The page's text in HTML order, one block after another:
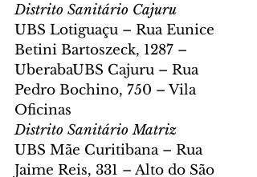
Distrito Sanitário Cajuru
UBS Lotiguaçu – Rua Eunice
Betini Bartoszeck, 1287 –
UberabaUBS Cajuru – Rua
Pedro Bochino, 750 – Vila
Oficinas
Distrito Sanitário Matriz
UBS Mãe Curitibana – Rua
Jaime Reis, 331 – Alto do São